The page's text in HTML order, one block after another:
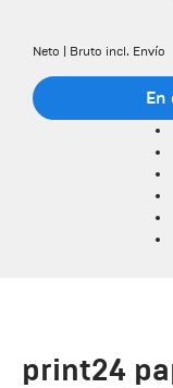
Neto | Bruto incl. Envío
En
print24